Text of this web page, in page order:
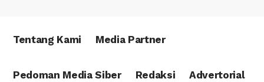
Tentang Kami Media Partner
Pedoman Media Siber Redaksi Advertorial